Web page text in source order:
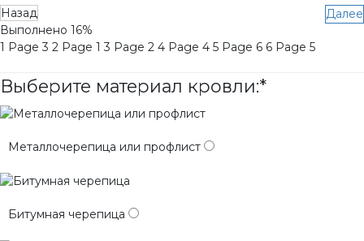
Назад
Далее
Выполнено 16%
1 Page 3 2 Page 1 3 Page 2 4 Page 4 5 Page 6 6 Page 5
Выберите материал кровли:*
Металлочерепица или профлист
Битумная черепица